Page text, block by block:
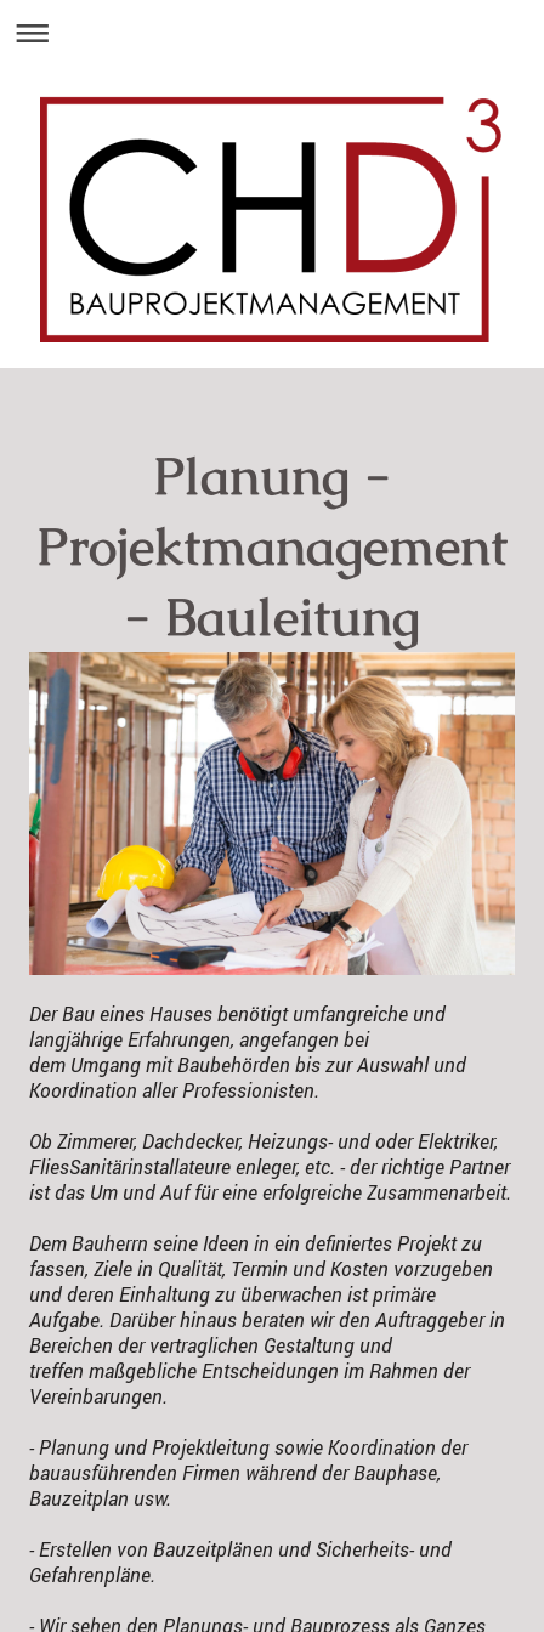
Planung -
Projektmanagement
- Bauleitung
Der Bau eines Hauses benötigt umfangreiche und
langjährige Erfahrungen, angefangen bei
dem Umgang mit Baubehörden bis zur Auswahl und
Koordination aller Professionisten.
Ob Zimmerer, Dachdecker, Heizungs- und oder Elektriker,
FliesSanitärinstallateure enleger, etc. - der richtige Partner
ist das Um und Auf für eine erfolgreiche Zusammenarbeit.
Dem Bauherrn seine Ideen in ein definiertes Projekt zu
fassen, Ziele in Qualität, Termin und Kosten vorzugeben
und deren Einhaltung zu überwachen ist primäre
Aufgabe. Darüber hinaus beraten wir den Auftraggeber in
Bereichen der vertraglichen Gestaltung und
treffen maßgebliche Entscheidungen im Rahmen der
Vereinbarungen.
- Planung und Projektleitung sowie Koordination der
bauausführenden Firmen während der Bauphase,
Bauzeitplan usw.
- Erstellen von Bauzeitplänen und Sicherheits- und
Gefahrenpläne.
- Wir sehen den Planungs- und Bauprozess als Ganzes